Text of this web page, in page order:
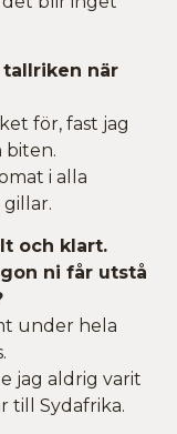
tallriken när
för, fast jag
biten.
i alla
och klart.
ni får utstå
under hela
jag aldrig varit
till Sydafrika.